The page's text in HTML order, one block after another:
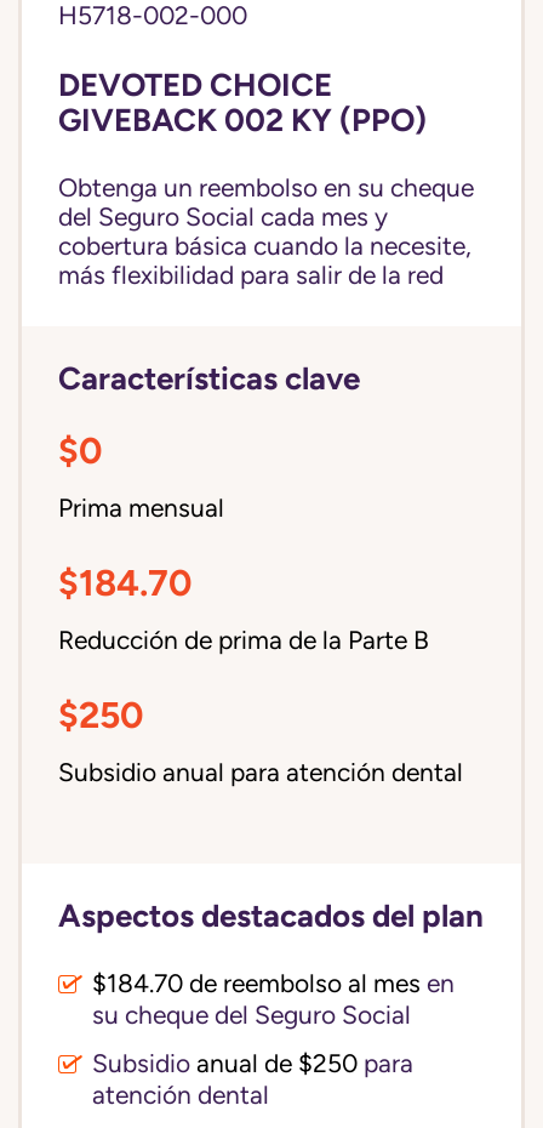
H5718-002-000
DEVOTED CHOICE
GIVEBACK 002 KY (PPO)
Obtenga un reembolso en su cheque
del Seguro Social cada mes y
cobertura básica cuando la necesite,
más flexibilidad para salir de la red
Características clave
$0
Prima mensual
$184.70
Reducción de prima de la Parte B
$250
Subsidio anual para atención dental
Aspectos destacados del plan
$184.70 de reembolso al mes en
su cheque del Seguro Social
Subsidio anual de $250 para
atención dental